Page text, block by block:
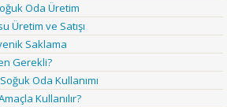
Oda Üretim
Üretim ve Satışı
Saklama
Gerekli?
Oda Kullanımı
Kullanılır?